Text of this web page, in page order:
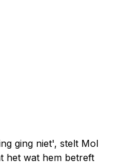
ging niet', stelt Mol
het wat hem betreft